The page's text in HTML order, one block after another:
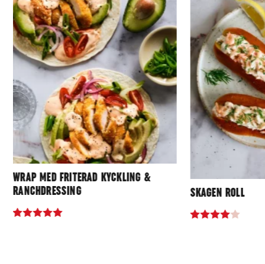
WRAP MED FRITERAD KYCKLING &
RANCHDRESSING
SKAGEN ROLL